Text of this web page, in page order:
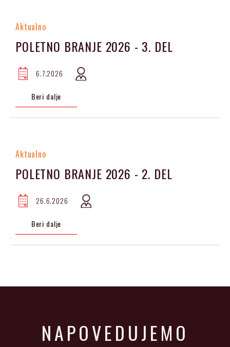
Aktualno
POLETNO BRANJE 2026 - 3. DEL
6.7.2026
Beri dalje
Aktualno
POLETNO BRANJE 2026 - 2. DEL
26.6.2026
Beri dalje
NAPOVEDUJEMO